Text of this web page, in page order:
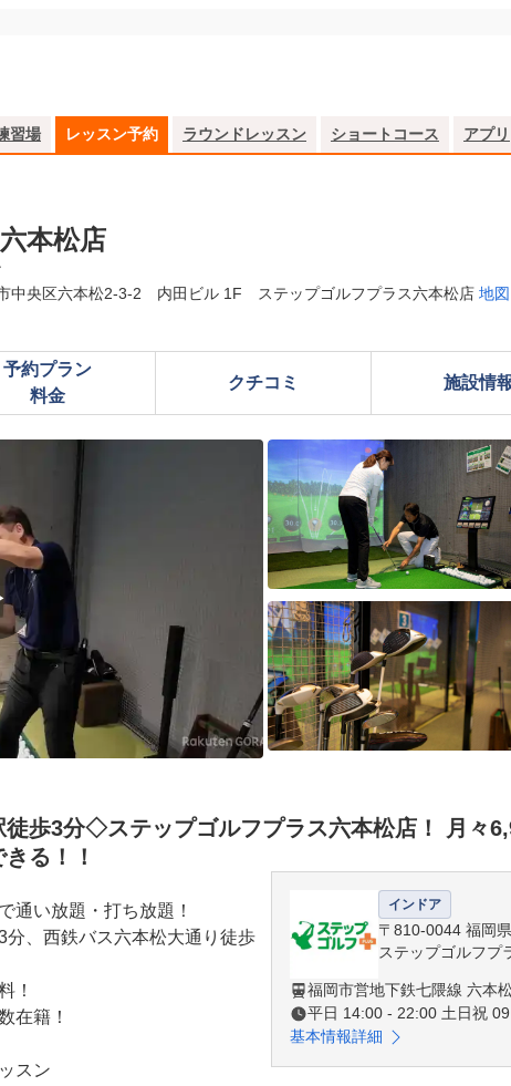
習場 レッスン予約 ラウンドレッスン ショートコース アプリ
本松店
中央区六本松2-3-2 内田ビル 1F ステップゴルフプラス六本松店 地
予約プラン
料金
クチコミ 施設情
歩3分◇ステップゴルフプラス六本松店！ 月々
る！！
通い放題・打ち放題！
、西鉄バス六本松大通り徒歩
！
在籍！
スン
インドア
〒810-0044 福岡
ステップゴルフプ
福岡市営地下鉄七隈線 六本
平日 14:00 - 22:00 土日祝
基本情報詳細